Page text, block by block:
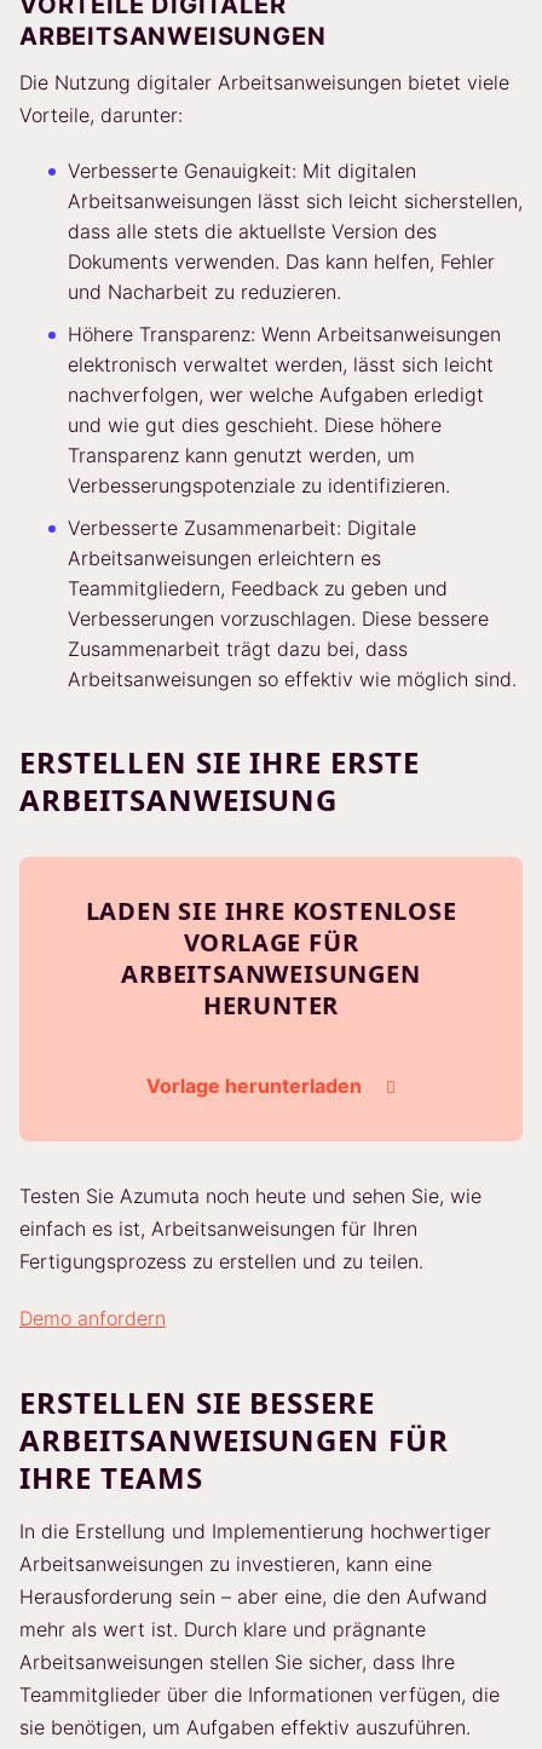
ARBEITSANWEISUNGEN
Die Nutzung digitaler Arbeitsanweisungen bietet viele
Vorteile, darunter:
Verbesserte Genauigkeit: Mit digitalen
Arbeitsanweisungen lässt sich leicht sicherstellen,
dass alle stets die aktuellste Version des
Dokuments verwenden. Das kann helfen, Fehler
und Nacharbeit zu reduzieren.
Höhere Transparenz: Wenn Arbeitsanweisungen
elektronisch verwaltet werden, lässt sich leicht
nachverfolgen, wer welche Aufgaben erledigt
und wie gut dies geschieht. Diese höhere
Transparenz kann genutzt werden, um
Verbesserungspotenziale zu identifizieren.
Verbesserte Zusammenarbeit: Digitale
Arbeitsanweisungen erleichtern es
Teammitgliedern, Feedback zu geben und
Verbesserungen vorzuschlagen. Diese bessere
Zusammenarbeit trägt dazu bei, dass
Arbeitsanweisungen so effektiv wie möglich sind.
ERSTELLEN SIE IHRE ERSTE
ARBEITSANWEISUNG
LADEN SIE IHRE KOSTENLOSE
VORLAGE FÜR
ARBEITSANWEISUNGEN
HERUNTER
Vorlage herunterladen
Testen Sie Azumuta noch heute und sehen Sie, wie
einfach es ist, Arbeitsanweisungen für Ihren
Fertigungsprozess zu erstellen und zu teilen.
Demo anfordern
ERSTELLEN SIE BESSERE
ARBEITSANWEISUNGEN FÜR
IHRE TEAMS
In die Erstellung und Implementierung hochwertiger
Arbeitsanweisungen zu investieren, kann eine
Herausforderung sein – aber eine, die den Aufwand
mehr als wert ist. Durch klare und prägnante
Arbeitsanweisungen stellen Sie sicher, dass Ihre
Teammitglieder über die Informationen verfügen, die
sie benötigen, um Aufgaben effektiv auszuführen.